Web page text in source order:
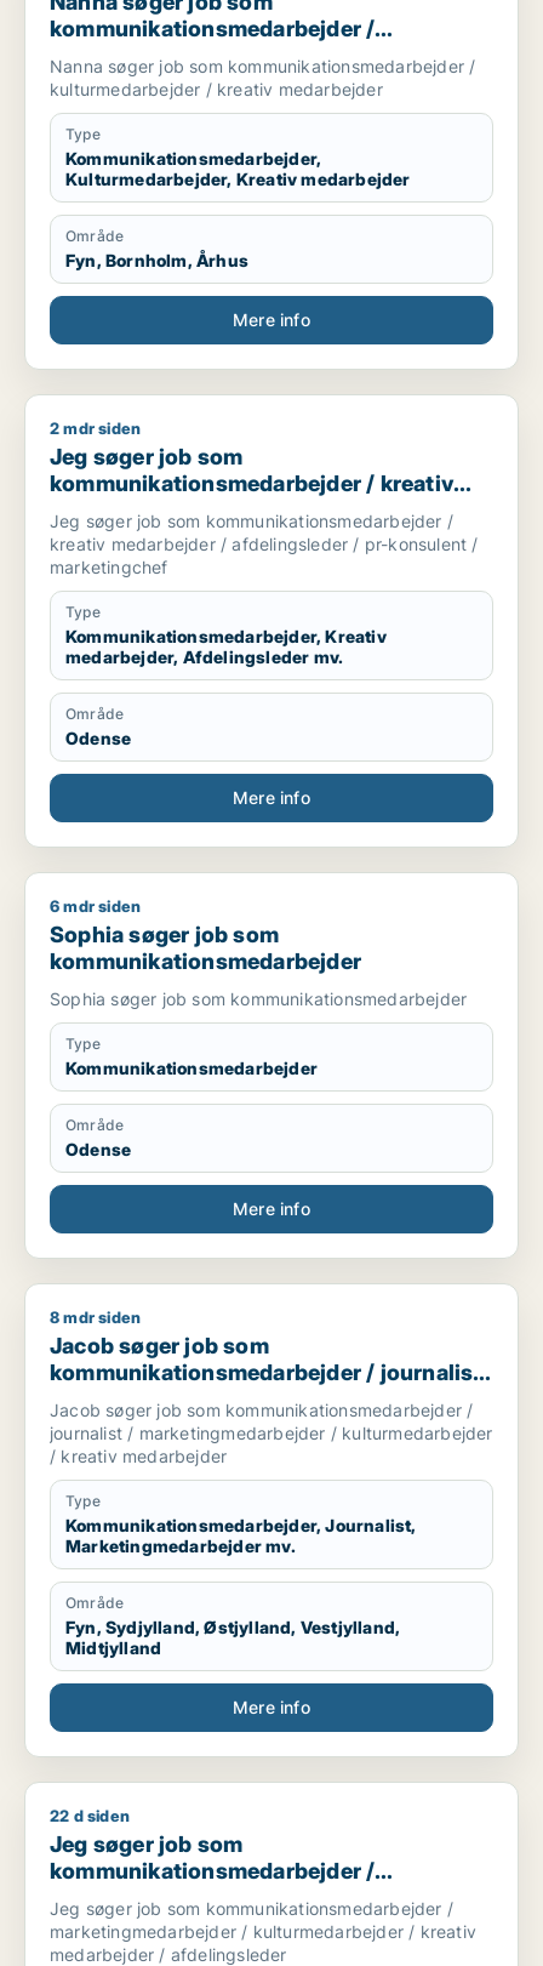
kommunikationsmedarbejder /
kulturmedarbejder / kreativ medarbejder
Nanna søger job som kommunikationsmedarbejder /
kulturmedarbejder / kreativ medarbejder
Type
Kommunikationsmedarbejder,
Kulturmedarbejder, Kreativ medarbejder
Område
Fyn, Bornholm, Århus
Mere info
Jeg søger job som kommunikationsmedarbejder / kreativ
2 mdr siden
Jeg søger job som
kommunikationsmedarbejder / kreativ
medarbejder / afdelingsleder / pr-
konsulent / marketingchef
Jeg søger job som kommunikationsmedarbejder /
kreativ medarbejder / afdelingsleder / pr-konsulent /
marketingchef
Type
Kommunikationsmedarbejder, Kreativ
medarbejder, Afdelingsleder mv.
Område
Odense
Mere info
Sophia søger job som kommunikationsmedarbejder
6 mdr siden
Sophia søger job som
kommunikationsmedarbejder
Sophia søger job som kommunikationsmedarbejder
Type
Kommunikationsmedarbejder
Område
Odense
Mere info
Jacob søger job som kommunikationsmedarbejder /
8 mdr siden
Jacob søger job som
kommunikationsmedarbejder / journalist
/ marketingmedarbejder /
kulturmedarbejder / kreativ medarbejder
Jacob søger job som kommunikationsmedarbejder /
journalist / marketingmedarbejder / kulturmedarbejder
/ kreativ medarbejder
Type
Kommunikationsmedarbejder, Journalist,
Marketingmedarbejder mv.
Område
Fyn, Sydjylland, Østjylland, Vestjylland,
Midtjylland
Mere info
Jeg søger job som kommunikationsmedarbejder /
22 d siden
Jeg søger job som
kommunikationsmedarbejder /
marketingmedarbejder /
kulturmedarbejder / kreativ medarbejder /
afdelingsleder
Jeg søger job som kommunikationsmedarbejder /
marketingmedarbejder / kulturmedarbejder / kreativ
medarbejder / afdelingsleder